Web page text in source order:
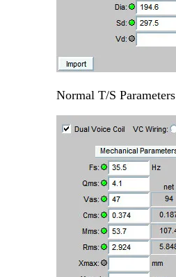
Normal T/S Parameters